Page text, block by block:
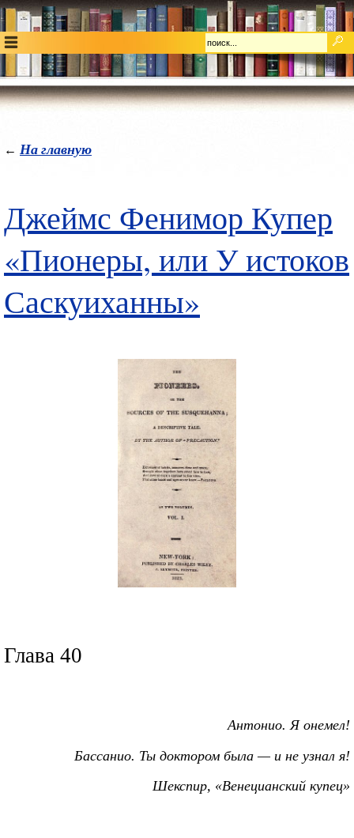
← На главную
Джеймс Фенимор Купер
«Пионеры, или У истоков
Саскуиханны»
Глава 40
Антонио. Я онемел!
Бассанио. Ты доктором была — и не узнал я!
Шекспир, «Венецианский купец»